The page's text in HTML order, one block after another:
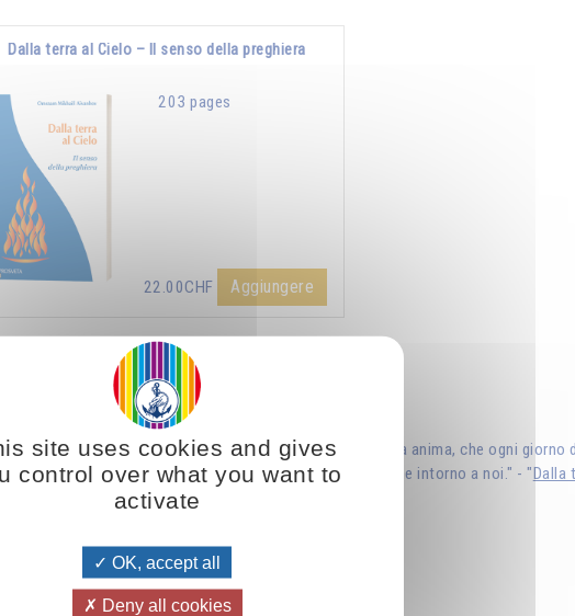
Dalla terra al Cielo – Il senso della preghiera
203 pages
22.00CHF Aggiungere
e alimentare la fiamma
abitazioni sono simboli del nostro spirito e della nostra anima, che ogni giorno
del fuoco di aiutarci ad accendere altri spiriti e altre anime intorno a noi." - "Dalla
Le rivelazioni del fuoco e dell'acqua
site uses cookies and gives
control over what you want to
activate
OK, accept all
Deny all cookies